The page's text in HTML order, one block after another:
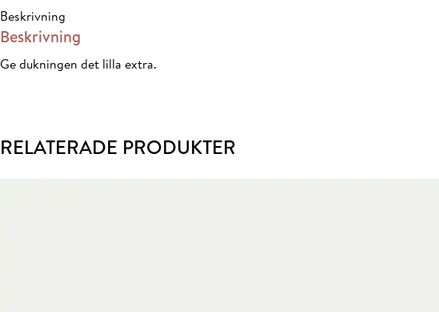
33x33cm
mängd
Beskrivning
Beskrivning
Ge dukningen det lilla extra.
RELATERADE PRODUKTER